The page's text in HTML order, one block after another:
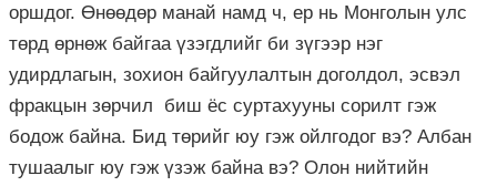
оршдог. Өнөөдөр манай намд ч, ер нь Монголын улс
төрд өрнөж байгаа үзэгдлийг би зүгээр нэг
удирдлагын, зохион байгуулалтын доголдол, эсвэл
фракцын зөрчил биш ёс суртахууны сорилт гэж
бодож байна. Бид төрийг юу гэж ойлгодог вэ? Албан
тушаалыг юу гэж үзэж байна вэ? Олон нийтийн